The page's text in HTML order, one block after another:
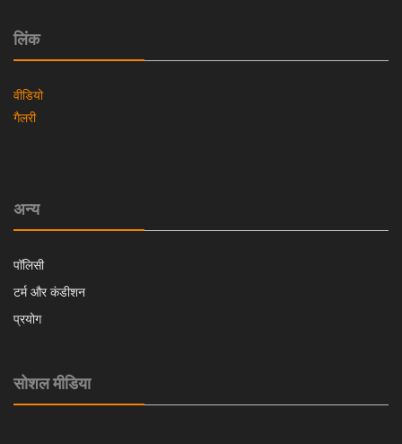
लिंक
वीडियो
गैलरी
अन्य
पॉलिसी
टर्म और कंडीशन
प्रयोग
सोशल मीडिया